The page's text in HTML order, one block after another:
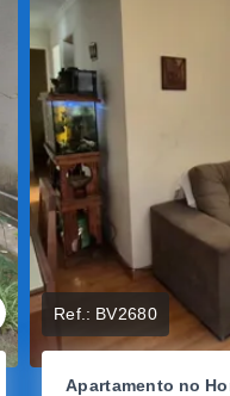
Ref.: BV2680
Apartamento no